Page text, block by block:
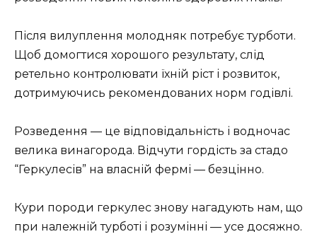
Після вилуплення молодняк потребує турботи.
Щоб домогтися хорошого результату, слід
ретельно контролювати їхній ріст і розвиток,
дотримуючись рекомендованих норм годівлі.
Розведення — це відповідальність і водночас
велика винагорода. Відчути гордість за стадо
“Геркулесів” на власній фермі — безцінно.
Кури породи геркулес знову нагадують нам, що
при належній турботі і розумінні — усе досяжно.